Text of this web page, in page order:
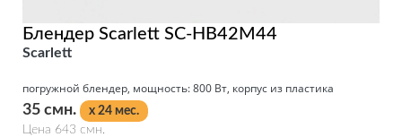
Блендер Scarlett SC-HB42M44
Scarlett
погружной блендер, мощность: 800 Вт, корпус из пластика
35 смн.
x 24 мес.
Цена 643 смн.